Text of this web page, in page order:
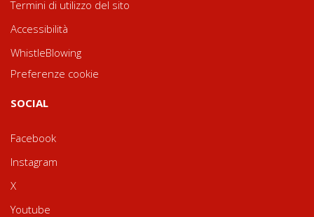
Termini di utilizzo del sito
Accessibilità
WhistleBlowing
Preferenze cookie
SOCIAL
Facebook
Instagram
X
Youtube